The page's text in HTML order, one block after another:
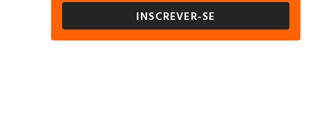
INSCREVER-SE